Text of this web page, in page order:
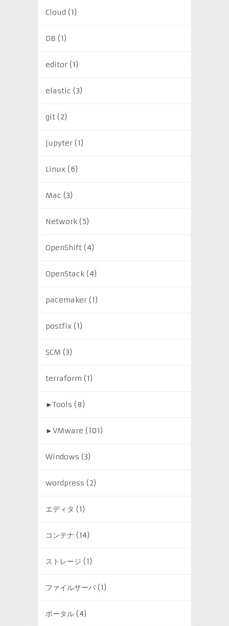
Cloud (1)
DB (1)
editor(1)
elastic (3)
git(2)
jupyter(1)
Linux(6)
Mac (3)
Network(5)
OpenShift(4)
OpenStack(4)
pacemaker(1)
postfix(1)
SCM (3)
terraform (1)
►Tools (8)
►VMware (101)
Windows (3)
wordpress (2)
エディタ (1)
コンテナ (14)
ストレージ (1)
ファイルサーバ(1)
ポータル(4)